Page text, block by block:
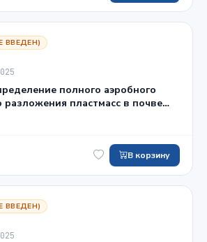
ВВЕДЕН)
полного аэробного
разложения пластмасс в почве
потребления кислорода в
количества выделяемого
В корзину
ВВЕДЕН)